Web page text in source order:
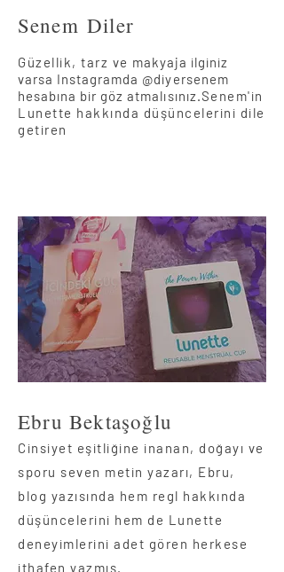
Senem Diler
Güzellik, tarz ve makyaja ilginiz
varsa Instagramda @diyersenem
hesabına bir göz atmalısınız.Senem'in
Lunette hakkında düşüncelerini dile
getiren
Ebru Bektaşoğlu
Cinsiyet eşitliğine inanan, doğayı ve
sporu seven metin yazarı, Ebru,
blog yazısında hem regl hakkında
düşüncelerini hem de Lunette
deneyimlerini adet gören herkese
ithafen yazmış.